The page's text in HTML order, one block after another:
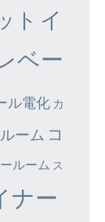
ト イ
ベー
ル電化 カ
ーム コ
ルーム ス
ナー